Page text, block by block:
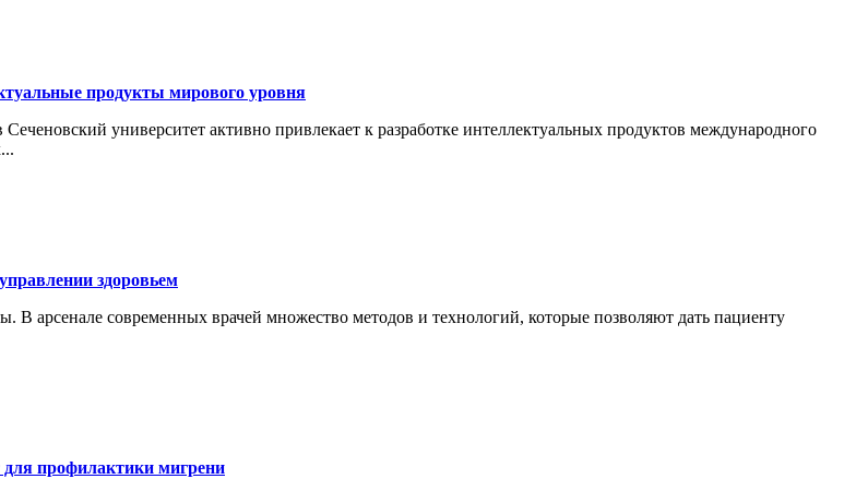
продукты мирового уровня
университет активно привлекает к разработке интеллектуальных продуктов международного
здоровьем
арсенале современных врачей множество методов и технологий, которые позволяют дать пациенту
профилактики мигрени